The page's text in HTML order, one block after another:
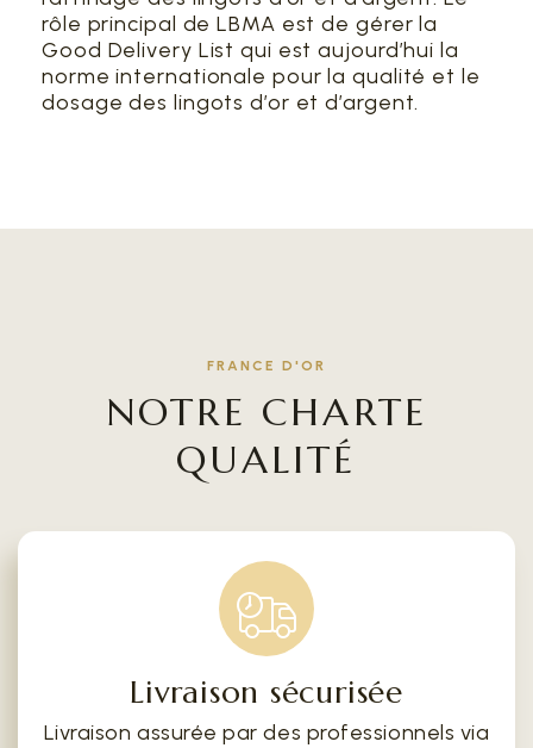
rôle principal de LBMA est de gérer la
Good Delivery List qui est aujourd’hui la
norme internationale pour la qualité et le
dosage des lingots d’or et d’argent.
FRANCE D'OR
NOTRE CHARTE
QUALITÉ
Livraison sécurisée
Livraison assurée par des professionnels via